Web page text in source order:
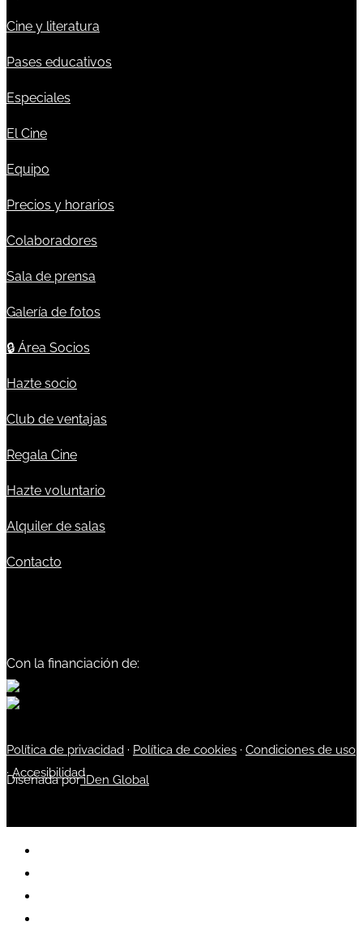
Cine y literatura
Pases educativos
Especiales
El Cine
Equipo
Precios y horarios
Colaboradores
Sala de prensa
Galería de fotos
🔒 Área Socios
Hazte socio
Club de ventajas
Regala Cine
Hazte voluntario
Alquiler de salas
Contacto
Con la financiación de:
Política de privacidad · Política de cookies · Condiciones de uso
·Accesibilidad
Diseñada poriDen Global